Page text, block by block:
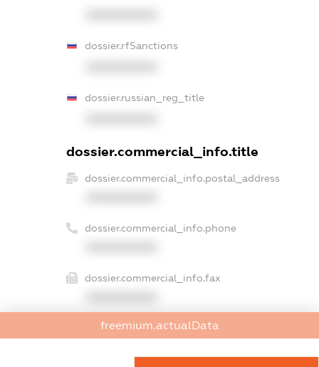
dossier.rfSanctions
dossier.russian_reg_title
dossier.commercial_info.title
dossier.commercial_info.postal_address
dossier.commercial_info.phone
dossier.commercial_info.fax
dossier.commercial_info.email
freemium.actualData